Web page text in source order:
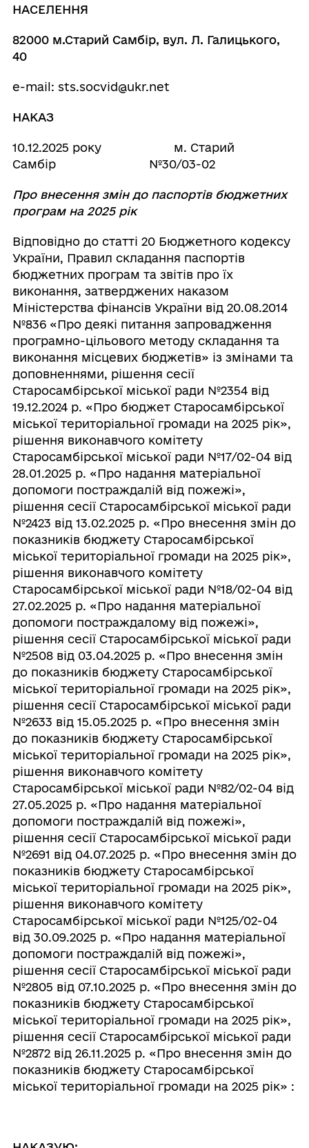
НАСЕЛЕННЯ
82000 м.Старий Самбір, вул. Л. Галицького,
40
e-mail: sts.socvid@ukr.net
НАКАЗ
10.12.2025 року м. Старий
Самбір №30/03-02
Про внесення змін до паспортів бюджетних
програм на 2025 рік
Відповідно до статті 20 Бюджетного кодексу
України, Правил складання паспортів
бюджетних програм та звітів про їх
виконання, затверджених наказом
Міністерства фінансів України від 20.08.2014
№836 «Про деякі питання запровадження
програмно-цільового методу складання та
виконання місцевих бюджетів» із змінами та
доповненнями, рішення сесії
Старосамбірської міської ради №2354 від
19.12.2024 р. «Про бюджет Старосамбірської
міської територіальної громади на 2025 рік»,
рішення виконавчого комітету
Старосамбірської міської ради №17/02-04 від
28.01.2025 р. «Про надання матеріальної
допомоги постраждалій від пожежі»,
рішення сесії Старосамбірської міської ради
№2423 від 13.02.2025 р. «Про внесення змін до
показників бюджету Старосамбірської
міської територіальної громади на 2025 рік»,
рішення виконавчого комітету
Старосамбірської міської ради №18/02-04 від
27.02.2025 р. «Про надання матеріальної
допомоги постраждалому від пожежі»,
рішення сесії Старосамбірської міської ради
№2508 від 03.04.2025 р. «Про внесення змін
до показників бюджету Старосамбірської
міської територіальної громади на 2025 рік»,
рішення сесії Старосамбірської міської ради
№2633 від 15.05.2025 р. «Про внесення змін
до показників бюджету Старосамбірської
міської територіальної громади на 2025 рік»,
рішення виконавчого комітету
Старосамбірської міської ради №82/02-04 від
27.05.2025 р. «Про надання матеріальної
допомоги постраждалій від пожежі»,
рішення сесії Старосамбірської міської ради
№2691 від 04.07.2025 р. «Про внесення змін до
показників бюджету Старосамбірської
міської територіальної громади на 2025 рік»,
рішення виконавчого комітету
Старосамбірської міської ради №125/02-04
від 30.09.2025 р. «Про надання матеріальної
допомоги постраждалій від пожежі»,
рішення сесії Старосамбірської міської ради
№2805 від 07.10.2025 р. «Про внесення змін до
показників бюджету Старосамбірської
міської територіальної громади на 2025 рік»,
рішення сесії Старосамбірської міської ради
№2872 від 26.11.2025 р. «Про внесення змін до
показників бюджету Старосамбірської
міської територіальної громади на 2025 рік» :